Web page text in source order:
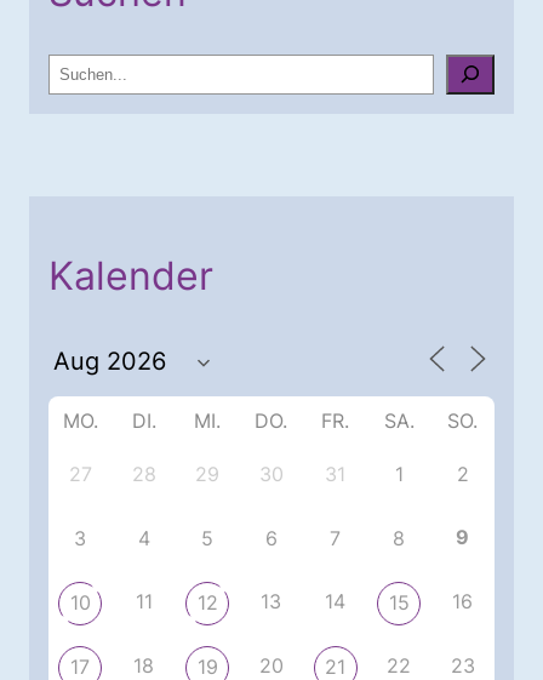
u
Kalender
MO. DI. MI. DO. FR. SA. SO.
27 28 29 30 31 1 2
3 4 5 6 7 8 9
10 11 12 13 14 15 16
17 18 19 20 21 22 23